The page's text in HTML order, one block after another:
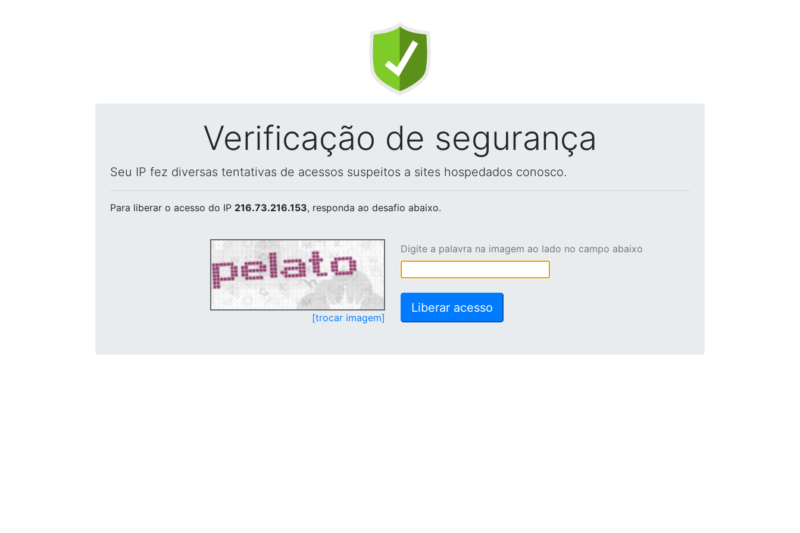
Verificação de segurança
Seu IP fez diversas tentativas de acessos suspeitos a sites hospedados conosco.
Para liberar o acesso do IP 216.73.216.153, responda ao desafio abaixo.
[trocar imagem]
Digite a palavra na imagem ao lado no campo abaixo